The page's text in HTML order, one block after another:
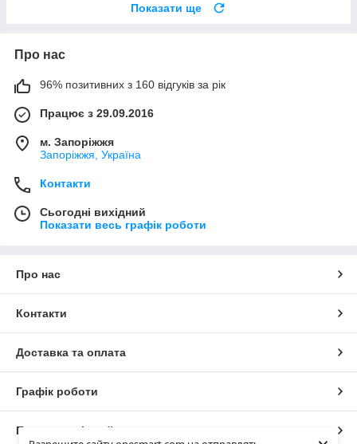
Показати ще
Про нас
96% позитивних з 160 відгуків за рік
Працює з 29.09.2016
м. Запоріжжя
Запоріжжя, Україна
Контакти
Сьогодні вихідний
Показати весь графік роботи
Про нас
Контакти
Доставка та оплата
Графік роботи
Повна версія сайту